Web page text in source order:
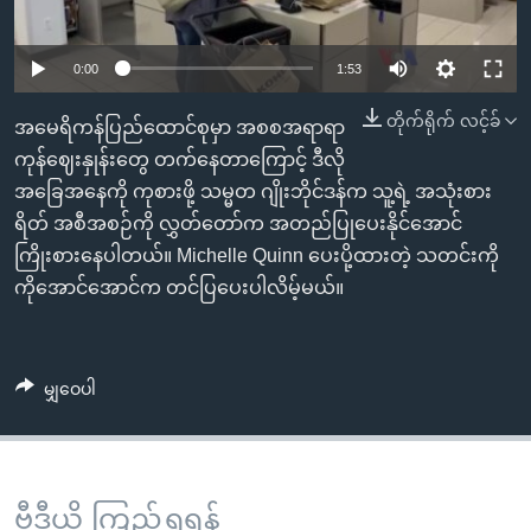
ကျော်
ကြည့်
ရှာဖွေ
ရန်
နေရာ
သို့
ကျော်
ရန်
ဗွီအိုအေ လူမှုကွန်ယက်များ
ဘာသာစကားများ
0:00 1:53
တိုက်ရိုက် လင့်ခ်
အမေရိကန်ပြည်ထောင်စုမှာ အစစအရာရာ
ကုန်ဈေးနှုန်းတွေ တက်နေတာကြောင့် ဒီလို
အခြေအနေကို ကုစားဖို့ သမ္မတ ဂျိုးဘိုင်ဒန်က သူ့ရဲ့ အသုံးစား
ရိတ် အစီအစဉ်ကို လွှတ်တော်က အတည်ပြုပေးနိုင်အောင်
ကြိုးစားနေပါတယ်။ Michelle Quinn ပေးပို့ထားတဲ့ သတင်းကို
ကိုအောင်အောင်က တင်ပြပေးပါလိမ့်မယ်။
မျှဝေပါ
ဗွီဒီယို ကြည့်ရှုရန်